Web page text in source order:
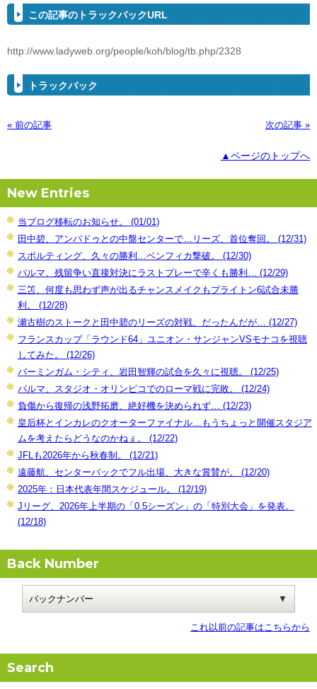
この記事のトラックバックURL
http://www.ladyweb.org/people/koh/blog/tb.php/2328
トラックバック
« 前の記事 次の記事 »
▲ページのトップへ
New Entries
当ブログ移転のお知らせ。 (01/01)
田中碧、アンパドゥとの中盤センターで…リーズ、首位奪回。 (12/31)
スポルティング、久々の勝利…ベンフィカ撃破。 (12/30)
パルマ、残留争い直接対決にラストプレーで辛くも勝利… (12/29)
三笘、何度も思わず声が出るチャンスメイクもブライトン6試合未勝
利。 (12/28)
瀬古樹のストークと田中碧のリーズの対戦、だったんだが… (12/27)
フランスカップ「ラウンド64」ユニオン・サンジャンVSモナコを視聴
してみた。 (12/26)
バーミンガム・シティ、岩田智輝の試合を久々に視聴。 (12/25)
パルマ、スタジオ・オリンピコでのローマ戦に完敗。 (12/24)
負傷から復帰の浅野拓磨、絶好機を決められず… (12/23)
皇后杯とインカレのクオーターファイナル…もうちょっと開催スタジア
ムを考えたらどうなのかねぇ。 (12/22)
JFLも2026年から秋春制。 (12/21)
遠藤航、センターバックでフル出場、大きな賞賛が。 (12/20)
2025年：日本代表年間スケジュール。 (12/19)
Jリーグ、2026年上半期の「0.5シーズン」の「特別大会」を発表。
(12/18)
Back Number
これ以前の記事はこちらから
Search